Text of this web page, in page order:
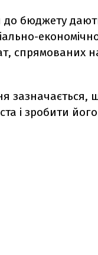
до бюджету
спрямованих
зазначається,
і зробити